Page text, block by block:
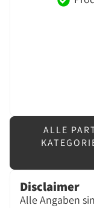
ALLE
Disclaimer
Alle Angaben